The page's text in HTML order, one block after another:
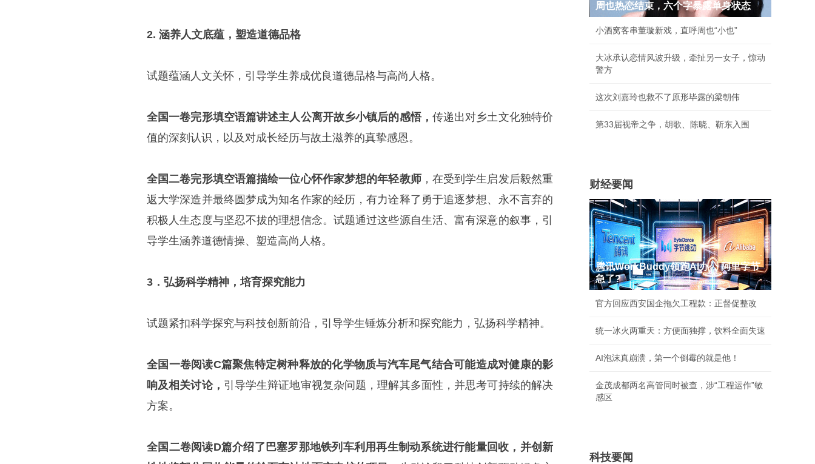
2. 涵养人文底蕴，塑造道德品格
试题蕴涵人文关怀，引导学生养成优良道德品格与高尚人格。
全国一卷完形填空语篇讲述主人公离开故乡小镇后的感悟， 传递出对乡土文化独特价
值的深刻认识，以及对成长经历与故土滋养的真挚感恩。
全国二卷完形填空语篇描绘一位心怀作家梦想的年轻教师，在受到学生启发后毅然重
返大学深造并最终圆梦成为知名作家的经历，有力诠释了勇于追逐梦想、永不言弃的
积极人生态度与坚忍不拔的理想信念。试题通过这些源自生活、富有深意的叙事，引
导学生涵养道德情操、塑造高尚人格。
3．弘扬科学精神，培育探究能力
试题紧扣科学探究与科技创新前沿，引导学生锤炼分析和探究能力，弘扬科学精神。
全国一卷阅读C篇聚焦特定树种释放的化学物质与汽车尾气结合可能造成对健康的影
响及相关讨论， 引导学生辩证地审视复杂问题，理解其多面性，并思考可持续的解决
方案。
全国二卷阅读D篇介绍了巴塞罗那地铁列车利用再生制动系统进行能量回收，并创新
周也热恋结束，六个字暴露单身状态
小酒窝客串董璇新戏，直呼周也“小也”
大冰承认恋情风波升级，牵扯另一女子，惊动
警方
这次刘嘉玲也救不了原形毕露的梁朝伟
第33届视帝之争，胡歌、陈晓、靳东入围
财经要闻
腾讯WorkBuddy领跑AI办公 阿里字节
急了?
官方回应西安国企拖欠工程款：正督促整改
统一冰火两重天：方便面独撑，饮料全面失速
AI泡沫真崩溃，第一个倒霉的就是他！
金茂成都两名高管同时被查，涉“工程运作”敏
感区
科技要闻